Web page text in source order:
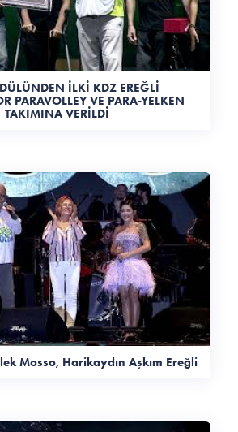
İLKİ KDZ EREĞLİ
PARAVOLLEY VE PARA-YELKEN
TAKIMINA VERİLDİ
Mosso, Harikaydın Aşkım Ereğli